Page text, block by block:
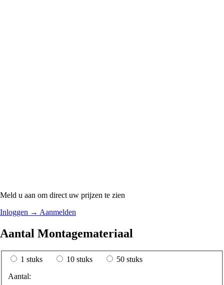
Meld u aan om direct uw prijzen te zien
Inloggen → Aanmelden
Aantal Montagemateriaal
1 stuks 10 stuks
50 stuks
Aantal: